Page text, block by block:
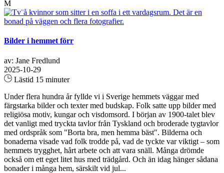
M
Bilder i hemmet förr
av: Jane Fredlund
2025-10-29
Lästid 15 minuter
Under flera hundra år fyllde vi i Sverige hemmets väggar med
färgstarka bilder och texter med budskap. Folk satte upp bilder med
religiösa motiv, kungar och visdomsord. I början av 1900-talet blev
det vanligt med tryckta tavlor från Tyskland och broderade tygtavlor
med ordspråk som "Borta bra, men hemma bäst". Bilderna och
bonaderna visade vad folk trodde på, vad de tyckte var viktigt – som
hemmets trygghet, hårt arbete och att vara snäll. Många drömde
också om ett eget litet hus med trädgård. Och än idag hänger sådana
bonader i många hem, särskilt vid jul...